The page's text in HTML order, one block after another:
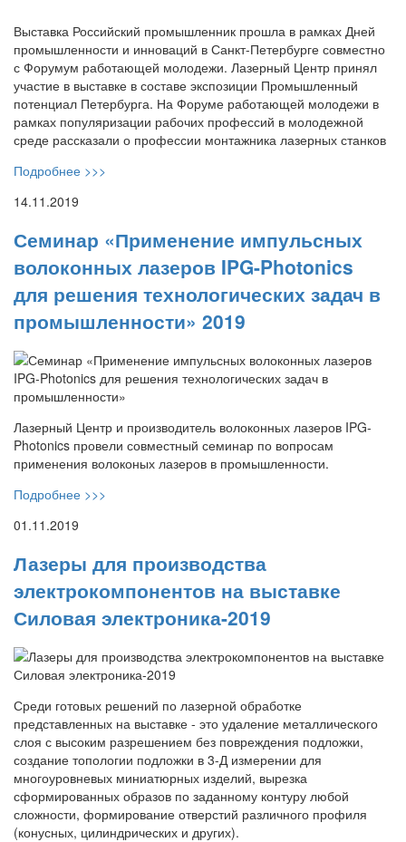
Выставка Российский промышленник прошла в рамках Дней
промышленности и инноваций в Санкт-Петербурге совместно
с Форумум работающей молодежи. Лазерный Центр принял
участие в выставке в составе экспозиции Промышленный
потенциал Петербурга. На Форуме работающей молодежи в
рамках популяризации рабочих профессий в молодежной
среде рассказали о профессии монтажника лазерных станков
Подробнее >>>
14.11.2019
Семинар «Применение импульсных
волоконных лазеров IPG-Photonics
для решения технологических задач в
промышленности» 2019
Лазерный Центр и производитель волоконных лазеров IPG-
Photonics провели совместный семинар по вопросам
применения волоконых лазеров в промышленности.
Подробнее >>>
01.11.2019
Лазеры для производства
электрокомпонентов на выставке
Силовая электроника-2019
Среди готовых решений по лазерной обработке
представленных на выставке - это удаление металлического
слоя с высоким разрешением без повреждения подложки,
создание топологии подложки в 3-Д измерении для
многоуровневых миниатюрных изделий, вырезка
сформированных образов по заданному контуру любой
сложности, формирование отверстий различного профиля
(конусных, цилиндрических и других).